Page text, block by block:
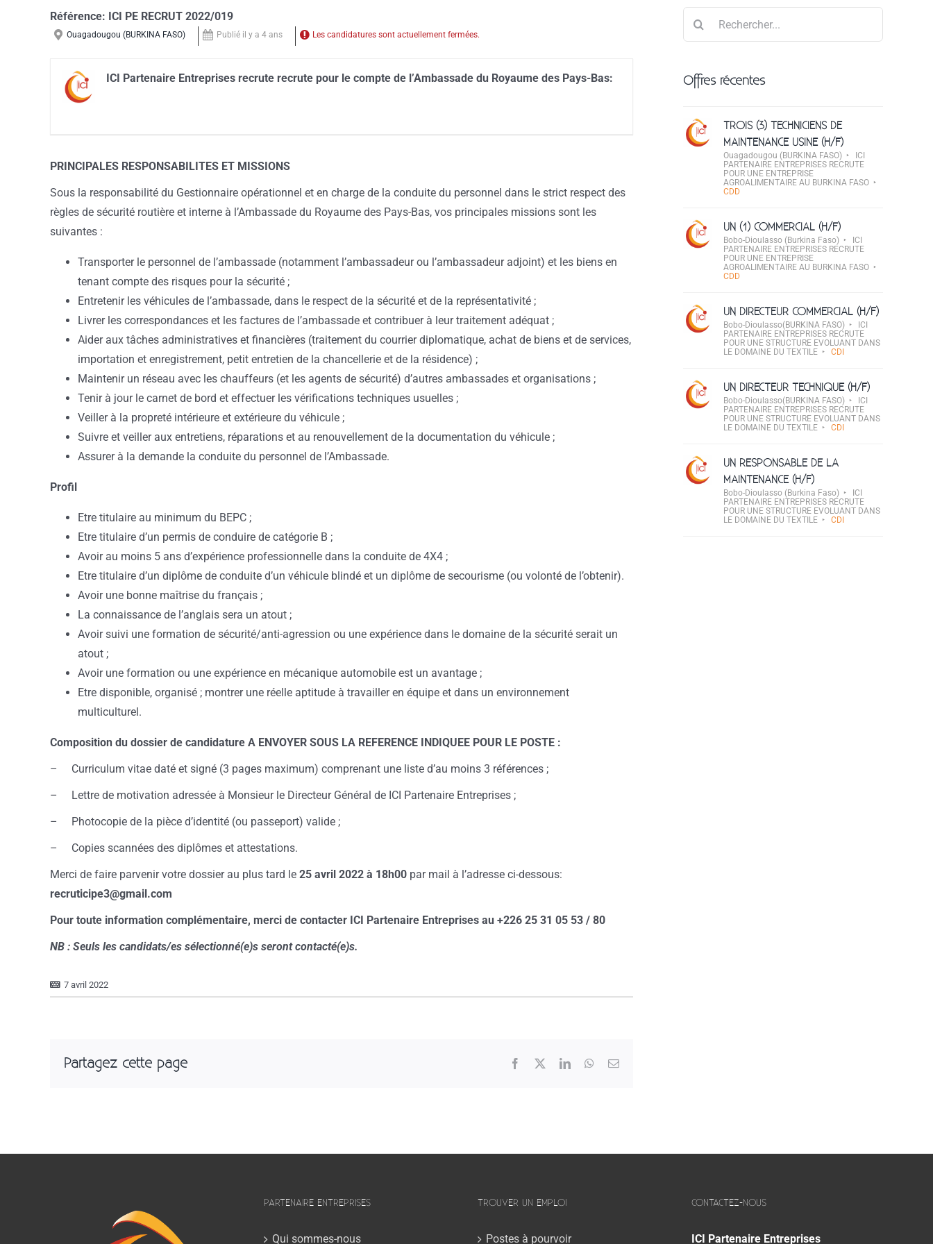
Référence: ICI PE RECRUT 2022/019
Ouagadougou (BURKINA FASO) Publié il y a 4 ans Les candidatures sont actuellement fermées.
ICI Partenaire Entreprises recrute recrute pour le compte de l’Ambassade du Royaume des Pays-Bas:
PRINCIPALES RESPONSABILITES ET MISSIONS
Sous la responsabilité du Gestionnaire opérationnel et en charge de la conduite du personnel dans le strict respect des
règles de sécurité routière et interne à l’Ambassade du Royaume des Pays-Bas, vos principales missions sont les
suivantes :
Transporter le personnel de l’ambassade (notamment l’ambassadeur ou l’ambassadeur adjoint) et les biens en
tenant compte des risques pour la sécurité ;
Entretenir les véhicules de l’ambassade, dans le respect de la sécurité et de la représentativité ;
Livrer les correspondances et les factures de l’ambassade et contribuer à leur traitement adéquat ;
Aider aux tâches administratives et financières (traitement du courrier diplomatique, achat de biens et de services,
importation et enregistrement, petit entretien de la chancellerie et de la résidence) ;
Maintenir un réseau avec les chauffeurs (et les agents de sécurité) d’autres ambassades et organisations ;
Tenir à jour le carnet de bord et effectuer les vérifications techniques usuelles ;
Veiller à la propreté intérieure et extérieure du véhicule ;
Suivre et veiller aux entretiens, réparations et au renouvellement de la documentation du véhicule ;
Assurer à la demande la conduite du personnel de l’Ambassade.
Profil
Etre titulaire au minimum du BEPC ;
Etre titulaire d’un permis de conduire de catégorie B ;
Avoir au moins 5 ans d’expérience professionnelle dans la conduite de 4X4 ;
Etre titulaire d’un diplôme de conduite d’un véhicule blindé et un diplôme de secourisme (ou volonté de l’obtenir).
Avoir une bonne maîtrise du français ;
La connaissance de l’anglais sera un atout ;
Avoir suivi une formation de sécurité/anti-agression ou une expérience dans le domaine de la sécurité serait un
atout ;
Avoir une formation ou une expérience en mécanique automobile est un avantage ;
Etre disponible, organisé ; montrer une réelle aptitude à travailler en équipe et dans un environnement
multiculturel.
Composition du dossier de candidature A ENVOYER SOUS LA REFERENCE INDIQUEE POUR LE POSTE :
– Curriculum vitae daté et signé (3 pages maximum) comprenant une liste d’au moins 3 références ;
– Lettre de motivation adressée à Monsieur le Directeur Général de ICI Partenaire Entreprises ;
– Photocopie de la pièce d’identité (ou passeport) valide ;
– Copies scannées des diplômes et attestations.
Merci de faire parvenir votre dossier au plus tard le 25 avril 2022 à 18h00 par mail à l’adresse ci-dessous:
recruticipe3@gmail.com
Pour toute information complémentaire, merci de contacter ICI Partenaire Entreprises au +226 25 31 05 53 / 80
NB : Seuls les candidats/es sélectionné(e)s seront contacté(e)s.
7 avril 2022
Partagez cette page Facebook LinkedInWhatsApp
Email
Offres récentes
TROIS (3) TECHNICIENS DE
MAINTENANCE USINE (H/F)
Ouagadougou (BURKINA FASO)
ICI
PARTENAIRE ENTREPRISES RECRUTE
POUR UNE ENTREPRISE
AGROALIMENTAIRE AU BURKINA FASO
CDD
UN (1) COMMERCIAL (H/F)
Bobo-Dioulasso (Burkina Faso)
ICI
PARTENAIRE ENTREPRISES RECRUTE
POUR UNE ENTREPRISE
AGROALIMENTAIRE AU BURKINA FASO
CDD
UN DIRECTEUR COMMERCIAL (H/F)
Bobo-Dioulasso(BURKINA FASO)
ICI
PARTENAIRE ENTREPRISES RECRUTE
POUR UNE STRUCTURE EVOLUANT DANS
LE DOMAINE DU TEXTILE
CDI
UN DIRECTEUR TECHNIQUE (H/F)
Bobo-Dioulasso(BURKINA FASO)
ICI
PARTENAIRE ENTREPRISES RECRUTE
POUR UNE STRUCTURE EVOLUANT DANS
LE DOMAINE DU TEXTILE
CDI
UN RESPONSABLE DE LA
MAINTENANCE (H/F)
Bobo-Dioulasso (Burkina Faso)
ICI
PARTENAIRE ENTREPRISES RECRUTE
POUR UNE STRUCTURE EVOLUANT DANS
LE DOMAINE DU TEXTILE
CDI
PARTENAIRE ENTREPRISES
Qui sommes-nous
TROUVER UN EMPLOI
Postes à pourvoir
CONTACTEZ-NOUS
ICI Partenaire Entreprises